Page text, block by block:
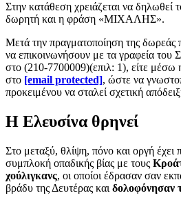
Στην κατάθεση χρειάζεται να δηλωθεί
δωρητή και η φράση «ΜΙΧΑΛΗΣ».
Μετά την πραγματοποίηση της δωρεάς
να επικοινωνήσουν με τα γραφεία του
στο (210-7700009)(επιλ: 1), είτε μέσω
στο [email protected], ώστε να
προκειμένου να σταλεί σχετική
Η Ελευσίνα θρηνεί
Στο μεταξύ, θλίψη, πόνο και οργή έχει
συμπλοκή οπαδικής βίας με τους
χούλιγκανς, οι οποίοι έδρασαν σαν
βράδυ της Δευτέρας και δολοφόνησαν